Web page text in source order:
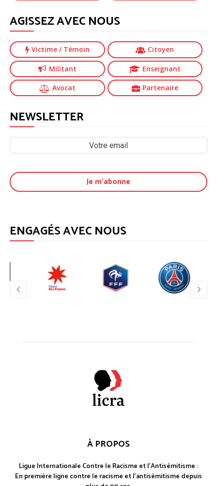
AGISSEZ AVEC NOUS
Victime / Témoin Citoyen
Militant Enseignant
Avocat Partenaire
NEWSLETTER
ENGAGÉS AVEC NOUS
À PROPOS
Ligue Internationale Contre le Racisme et l'Antisémitisme :
En première ligne contre le racisme et l'antisémitisme depuis